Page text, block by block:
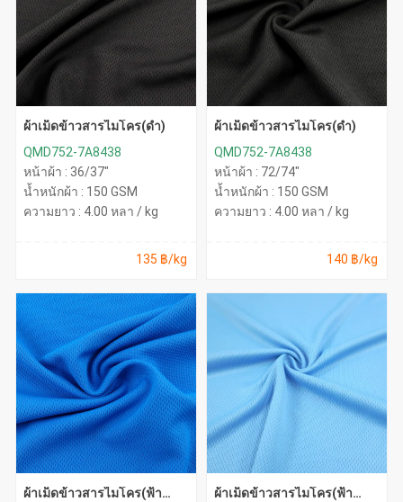
ผ้าเม็ดข้าวสารไมโคร(ดำ)
QMD752-7A8438
หน้าผ้า : 36/37"
น้ำหนักผ้า : 150 GSM
ความยาว : 4.00 หลา / kg
135 ฿/kg
ผ้าเม็ดข้าวสารไมโคร(ดำ)
QMD752-7A8438
หน้าผ้า : 72/74"
น้ำหนักผ้า : 150 GSM
ความยาว : 4.00 หลา / kg
140 ฿/kg
ผ้าเม็ดข้าวสารไมโคร(ฟ้า
ผ้าเม็ดข้าวสารไมโคร(ฟ้า